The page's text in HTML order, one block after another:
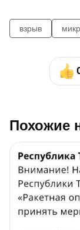
взрыв
Похожие